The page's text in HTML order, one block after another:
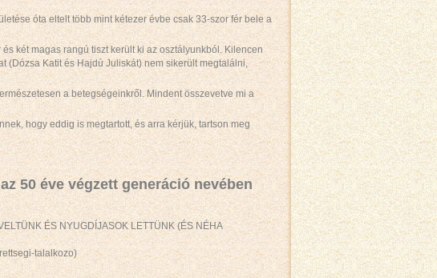
óta eltelt több mint kétezer évbe csak 33-szor fér bele a
két magas rangú tiszt került ki az osztályunkból. Kilencen
(Dózsa Katit és Hajdú Juliskát) nem sikerült megtalálni,
a betegségeinkről. Mindent összevetve mi a
hogy eddig is megtartott, és arra kérjük, tartson meg
50 éve végzett generáció nevében
ÉS NYUGDÍJASOK LETTÜNK (ÉS NÉHA
talalkozo)